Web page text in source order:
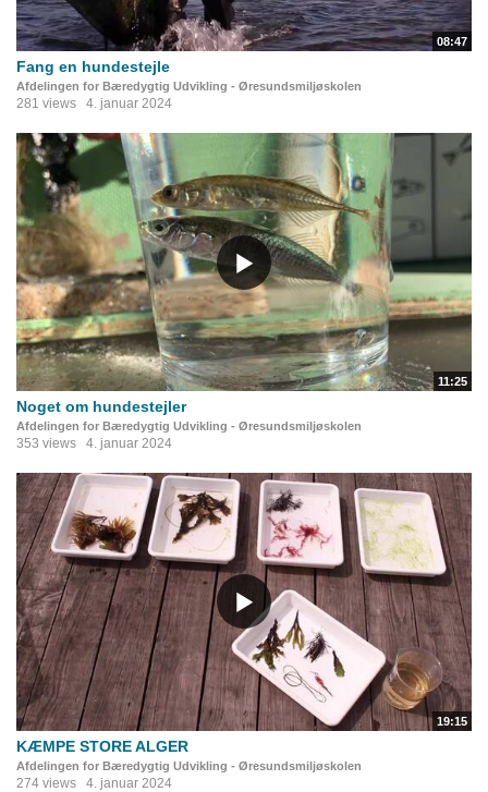
08:47
Fang en hundestejle
Afdelingen for Bæredygtig Udvikling - Øresundsmiljøskolen
281 views 4. januar 2024
11:25
Noget om hundestejler
Afdelingen for Bæredygtig Udvikling - Øresundsmiljøskolen
353 views 4. januar 2024
19:15
KÆMPE STORE ALGER
Afdelingen for Bæredygtig Udvikling - Øresundsmiljøskolen
274 views 4. januar 2024